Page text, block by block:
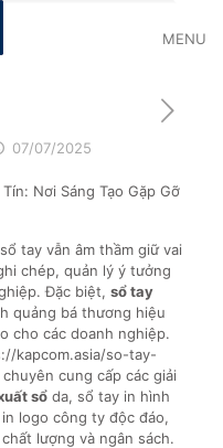
MENU
07/07/2025
Nơi Sáng Tạo Gặp Gỡ
tay vẫn âm thầm giữ vai
chép, quản lý ý tưởng
Đặc biệt, sổ tay
quảng bá thương hiệu
cho các doanh nghiệp.
kapcom.asia/so-tay-
cung cấp các giải
sổda, sổ tay in hình
logo công ty độc đáo,
lượng và ngân sách.